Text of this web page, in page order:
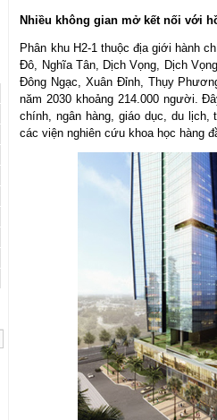
Nhiều không gian mở kết nối với
Phân khu H2-1 thuộc địa giới hành
Đô, Nghĩa Tân, Dịch Vọng, Dịch
Đông Ngạc, Xuân Đỉnh, Thụy
năm 2030 khoảng 214.000 người.
chính, ngân hàng, giáo dục, du
các viện nghiên cứu khoa học hàng